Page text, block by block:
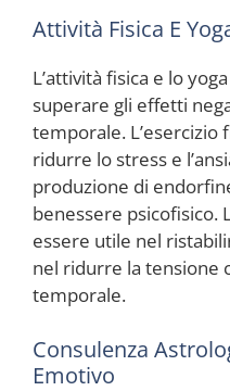
Attività Fisica E
L’attività fisica e lo
superare gli effetti
temporale. L’esercizio
ridurre lo stress e
produzione di
benessere psicofisico.
essere utile nel
nel ridurre la tensione
temporale.
Consulenza
Emotivo